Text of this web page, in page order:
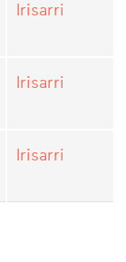
Irisarri
Irisarri
Irisarri